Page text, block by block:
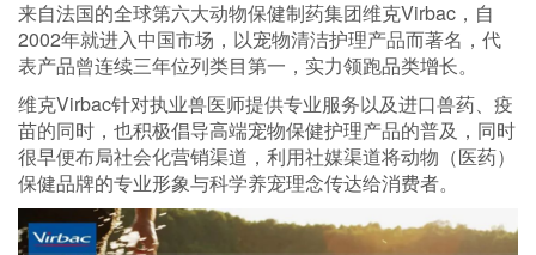
来自法国的全球第六大动物保健制药集团维克Virbac，自
2002年就进入中国市场，以宠物清洁护理产品而著名，代
表产品曾连续三年位列类目第一，实力领跑品类增长。
维克Virbac针对执业兽医师提供专业服务以及进口兽药、疫
苗的同时，也积极倡导高端宠物保健护理产品的普及，同时
很早便布局社会化营销渠道，利用社媒渠道将动物（医药）
保健品牌的专业形象与科学养宠理念传达给消费者。